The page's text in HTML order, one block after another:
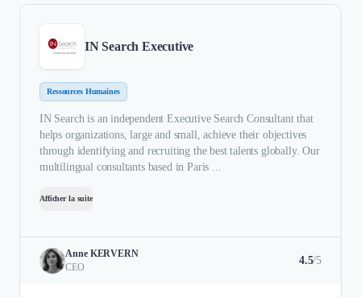
IN Search Executive
Ressources Humaines
IN Search is an independent Executive Search Consultant that
helps organizations, large and small, achieve their objectives
through identifying and recruiting the best talents globally. Our
multilingual consultants based in Paris ...
Afficher la suite
Anne KERVERN
CEO
4.5/5